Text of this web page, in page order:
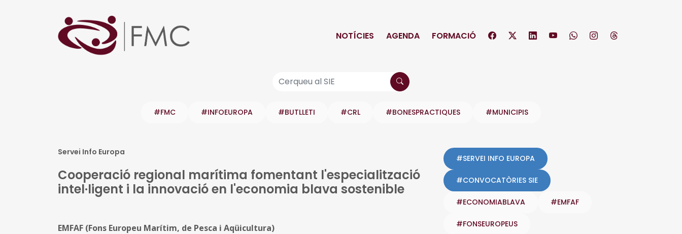
NOTÍCIES AGENDA FORMACIÓ
#FMC #INFOEUROPA #BUTLLETI #CRL #BONESPRACTIQUES #MUNICIPIS
Servei Info Europa
Cooperació regional marítima fomentant l'especialització
intel·ligent i la innovació en l'economia blava sostenible
EMFAF (Fons Europeu Marítim, de Pesca i Aqüicultura)
#SERVEI INFO EUROPA
#CONVOCATÒRIES SIE
#ECONOMIABLAVA #EMFAF
#FONSEUROPEUS